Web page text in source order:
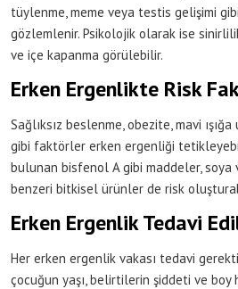
tüylenme, meme veya testis gelişimi
gözlemlenir. Psikolojik olarak ise
ve içe kapanma görülebilir.
Erken Ergenlikte Risk
Sağlıksız beslenme, obezite, mavi
gibi faktörler erken ergenliği
bulunan bisfenol A gibi maddeler,
benzeri bitkisel ürünler de risk
Erken Ergenlik Tedavi
Her erken ergenlik vakası tedavi
çocuğun yaşı, belirtilerin şiddeti ve boy